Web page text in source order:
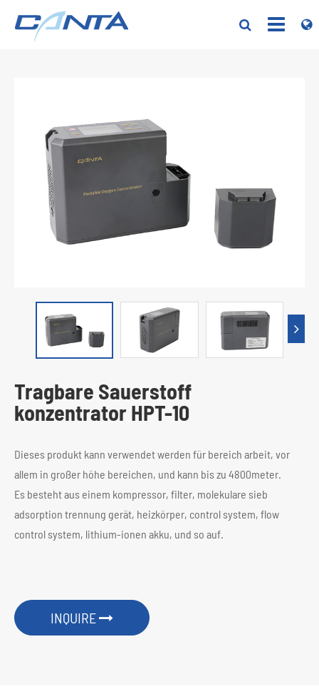
Tragbare Sauerstoff
konzentrator HPT-10
Dieses produkt kann verwendet werden für bereich arbeit, vor
allem in großer höhe bereichen, und kann bis zu 4800meter.
Es besteht aus einem kompressor, filter, molekulare sieb
adsorption trennung gerät, heizkörper, control system, flow
control system, lithium-ionen akku, und so auf.
INQUIRE